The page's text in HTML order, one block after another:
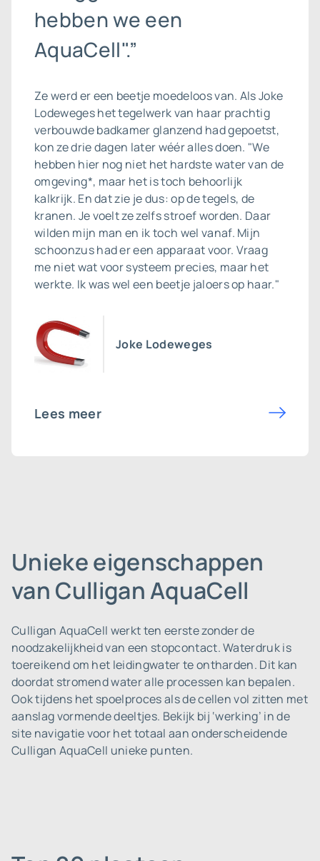
hebben we een
AquaCell".”
Ze werd er een beetje moedeloos van. Als Joke
Lodeweges het tegelwerk van haar prachtig
verbouwde badkamer glanzend had gepoetst,
kon ze drie dagen later wéér alles doen. "We
hebben hier nog niet het hardste water van de
omgeving*, maar het is toch behoorlijk
kalkrijk. En dat zie je dus: op de tegels, de
kranen. Je voelt ze zelfs stroef worden. Daar
wilden mijn man en ik toch wel vanaf. Mijn
schoonzus had er een apparaat voor. Vraag
me niet wat voor systeem precies, maar het
werkte. Ik was wel een beetje jaloers op haar."
Joke Lodeweges
Lees meer
Unieke eigenschappen
van Culligan AquaCell
Culligan AquaCell werkt ten eerste zonder de
noodzakelijkheid van een stopcontact. Waterdruk is
toereikend om het leidingwater te ontharden. Dit kan
doordat stromend water alle processen kan bepalen.
Ook tijdens het spoelproces als de cellen vol zitten met
aanslag vormende deeltjes. Bekijk bij ‘werking’ in de
site navigatie voor het totaal aan onderscheidende
Culligan AquaCell unieke punten.